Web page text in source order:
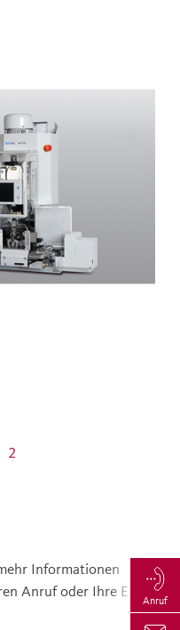
Anruf
2
Informationen
Anruf oder Ihre E-Mail.